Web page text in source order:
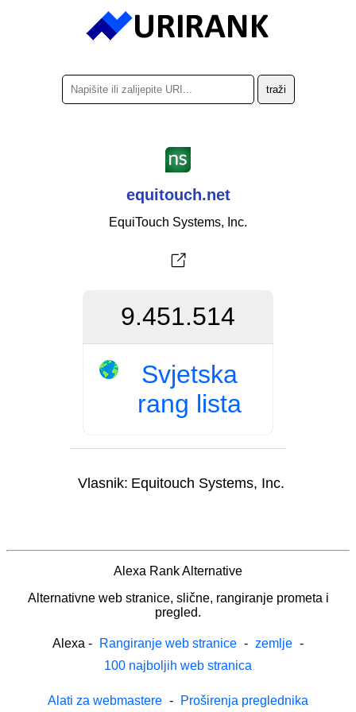
equitouch.net
EquiTouch Systems, Inc.
9.451.514
Svjetska
rang lista
Vlasnik: Equitouch Systems, Inc.
Alexa Rank Alternative
Alternativne web stranice, slične, rangiranje prometa i
pregled.
Alexa - Rangiranje web stranice - zemlje -
100 najboljih web stranica
Alati za webmastere - Proširenja preglednika